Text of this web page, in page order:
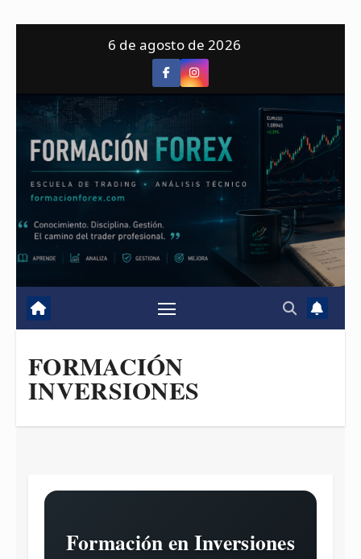
6 de agosto de 2026
FORMACIÓN
INVERSIONES
Formación en Inversiones